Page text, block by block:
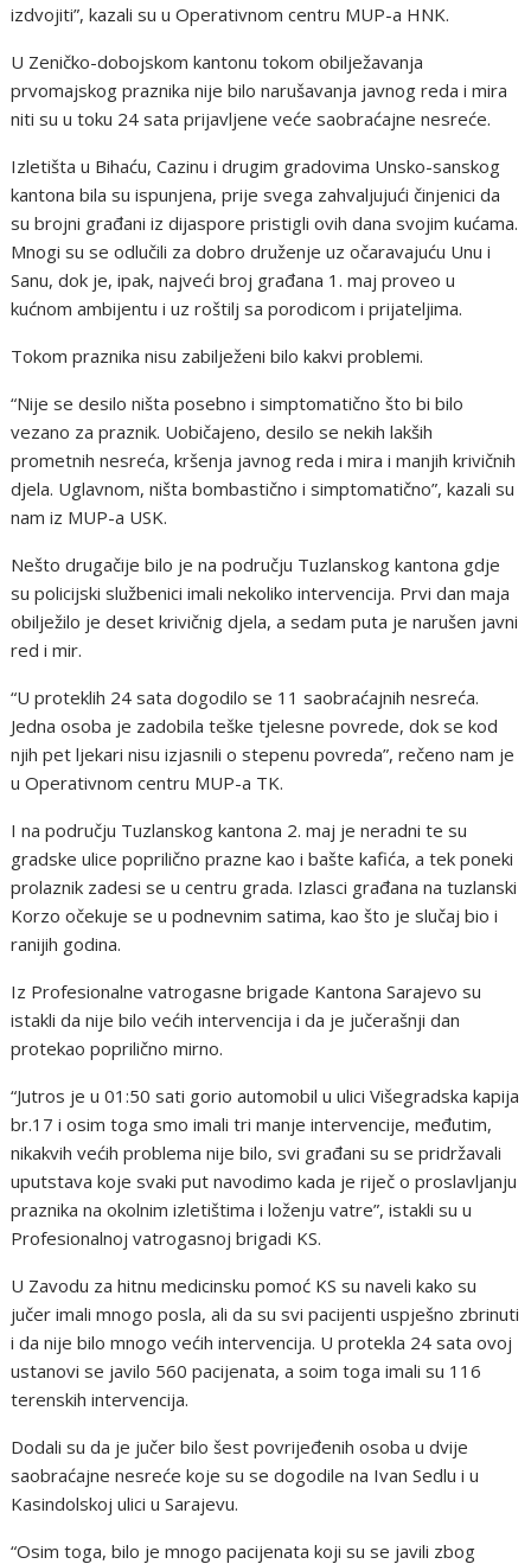
izdvojiti”, kazali su u Operativnom centru MUP-a HNK.
U Zeničko-dobojskom kantonu tokom obilježavanja
prvomajskog praznika nije bilo narušavanja javnog reda i mira
niti su u toku 24 sata prijavljene veće saobraćajne nesreće.
Izletišta u Bihaću, Cazinu i drugim gradovima Unsko-sanskog
kantona bila su ispunjena, prije svega zahvaljujući činjenici da
su brojni građani iz dijaspore pristigli ovih dana svojim kućama.
Mnogi su se odlučili za dobro druženje uz očaravajuću Unu i
Sanu, dok je, ipak, najveći broj građana 1. maj proveo u
kućnom ambijentu i uz roštilj sa porodicom i prijateljima.
Tokom praznika nisu zabilježeni bilo kakvi problemi.
“Nije se desilo ništa posebno i simptomatično što bi bilo
vezano za praznik. Uobičajeno, desilo se nekih lakših
prometnih nesreća, kršenja javnog reda i mira i manjih krivičnih
djela. Uglavnom, ništa bombastično i simptomatično”, kazali su
nam iz MUP-a USK.
Nešto drugačije bilo je na području Tuzlanskog kantona gdje
su policijski službenici imali nekoliko intervencija. Prvi dan maja
obilježilo je deset krivičnig djela, a sedam puta je narušen javni
red i mir.
“U proteklih 24 sata dogodilo se 11 saobraćajnih nesreća.
Jedna osoba je zadobila teške tjelesne povrede, dok se kod
njih pet ljekari nisu izjasnili o stepenu povreda”, rečeno nam je
u Operativnom centru MUP-a TK.
I na području Tuzlanskog kantona 2. maj je neradni te su
gradske ulice poprilično prazne kao i bašte kafića, a tek poneki
prolaznik zadesi se u centru grada. Izlasci građana na tuzlanski
Korzo očekuje se u podnevnim satima, kao što je slučaj bio i
ranijih godina.
Iz Profesionalne vatrogasne brigade Kantona Sarajevo su
istakli da nije bilo većih intervencija i da je jučerašnji dan
protekao poprilično mirno.
“Jutros je u 01:50 sati gorio automobil u ulici Višegradska kapija
br.17 i osim toga smo imali tri manje intervencije, međutim,
nikakvih većih problema nije bilo, svi građani su se pridržavali
uputstava koje svaki put navodimo kada je riječ o proslavljanju
praznika na okolnim izletištima i loženju vatre”, istakli su u
Profesionalnoj vatrogasnoj brigadi KS.
U Zavodu za hitnu medicinsku pomoć KS su naveli kako su
jučer imali mnogo posla, ali da su svi pacijenti uspješno zbrinuti
i da nije bilo mnogo većih intervencija. U protekla 24 sata ovoj
ustanovi se javilo 560 pacijenata, a soim toga imali su 116
terenskih intervencija.
Dodali su da je jučer bilo šest povrijeđenih osoba u dvije
saobraćajne nesreće koje su se dogodile na Ivan Sedlu i u
Kasindolskoj ulici u Sarajevu.
“Osim toga, bilo je mnogo pacijenata koji su se javili zbog